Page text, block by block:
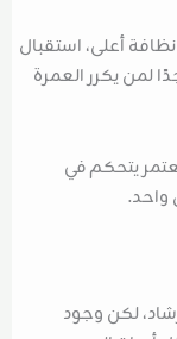
أعلى، استقبال
لمن يكرر العمرة
يتحكم في
واحد.
لكن وجود